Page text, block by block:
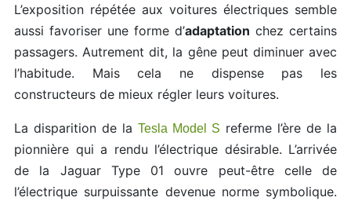
L’exposition répétée aux voitures électriques semble
aussi favoriser une forme d’adaptation chez certains
passagers. Autrement dit, la gêne peut diminuer avec
l’habitude. Mais cela ne dispense pas les
constructeurs de mieux régler leurs voitures.
La disparition de la Tesla Model S referme l’ère de la
pionnière qui a rendu l’électrique désirable. L’arrivée
de la Jaguar Type 01 ouvre peut-être celle de
l’électrique surpuissante devenue norme symbolique.